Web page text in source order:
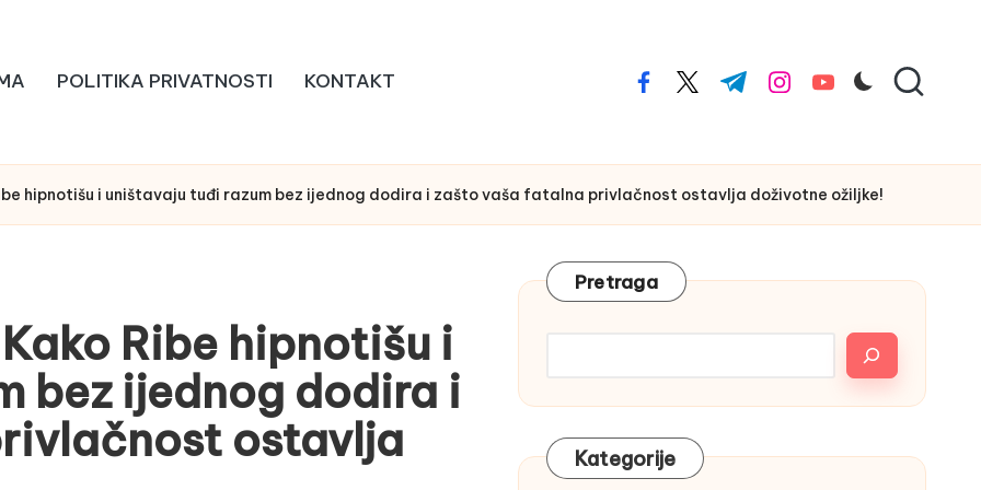
POLITIKA PRIVATNOSTI KONTAKT facebook.com
twitter.com
t.me instagram.com
youtube.com
Ribe hipnotišu i uništavaju tuđi razum bez ijednog dodira i zašto vaša fatalna privlačnost ostavlja doživotne ožiljke!
Kako Ribe hipnotišu i
bez ijednog dodira i
ostavlja
Pretraga
Kategorije